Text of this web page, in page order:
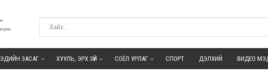
ЭДИЙН ЗАСАГ ХУУЛЬ, ЭРХ ЗҮЙ СОЁЛ УРЛАГ СПОРТ ДЭЛХИЙ ВИДЕО